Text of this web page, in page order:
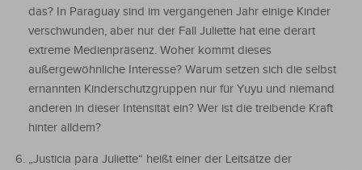
das? In Paraguay sind im vergangenen Jahr einige Kinder
verschwunden, aber nur der Fall Juliette hat eine derart
extreme Medienpräsenz. Woher kommt dieses
außergewöhnliche Interesse? Warum setzen sich die selbst
ernannten Kinderschutzgruppen nur für Yuyu und niemand
anderen in dieser Intensität ein? Wer ist die treibende Kraft
hinter alldem?
„Justicia para Juliette“ heißt einer der Leitsätze der